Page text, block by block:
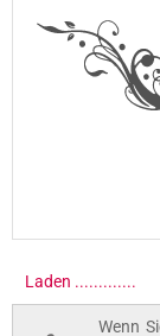
Laden ..............
Wenn